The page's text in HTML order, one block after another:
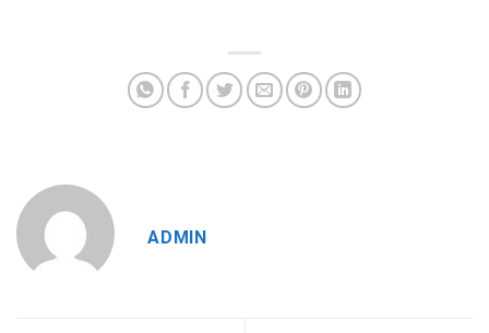
ADMIN